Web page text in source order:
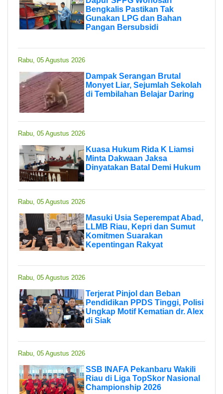
Bengkalis Pastikan Tak
Gunakan LPG dan Bahan
Pangan Bersubsidi
Rabu, 05 Agustus 2026
Dampak Serangan Brutal
Monyet Liar, Sejumlah Sekolah
di Tembilahan Belajar Daring
Rabu, 05 Agustus 2026
Kuasa Hukum Rida K Liamsi
Minta Dakwaan Jaksa
Dinyatakan Batal Demi Hukum
Rabu, 05 Agustus 2026
Masuki Usia Seperempat Abad,
LLMB Riau, Kepri dan Sumut
Komitmen Suarakan
Kepentingan Rakyat
Rabu, 05 Agustus 2026
Terjerat Pinjol dan Beban
Pendidikan PPDS Tinggi, Polisi
Ungkap Motif Kematian dr. Alex
di Siak
Rabu, 05 Agustus 2026
SSB INAFA Pekanbaru Wakili
Riau di Liga TopSkor Nasional
Championship 2026